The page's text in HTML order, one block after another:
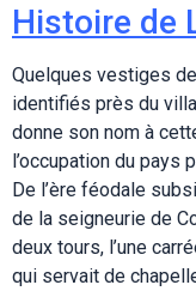
Histoire de
Quelques vestiges
identifiés près du
donne son nom à
l’occupation du pays
De l’ère féodale
de la seigneurie de
deux tours, l’une
qui servait de